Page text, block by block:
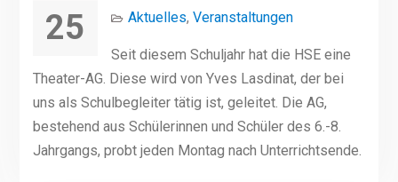
25 Aktuelles, Veranstaltungen
Seit diesem Schuljahr hat die HSE eine
Theater-AG. Diese wird von Yves Lasdinat, der bei
uns als Schulbegleiter tätig ist, geleitet. Die AG,
bestehend aus Schülerinnen und Schüler des 6.-8.
Jahrgangs, probt jeden Montag nach Unterrichtsende.